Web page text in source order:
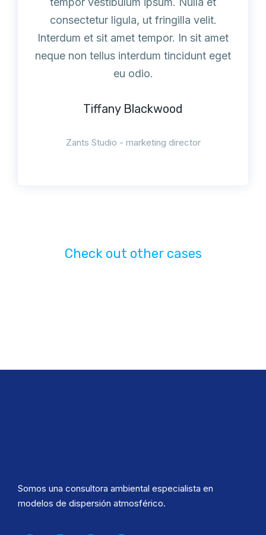
consectetur ligula, ut fringilla velit.
Interdum et sit amet tempor. In sit amet
neque non tellus interdum tincidunt eget
eu odio.
Tiffany Blackwood
Zants Studio - marketing director
Check out other cases
Somos una consultora ambiental especialista en
modelos de dispersión atmosférico.